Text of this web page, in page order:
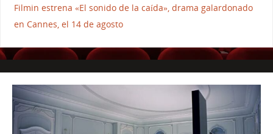
Filmin estrena «El sonido de la caída», drama galardonado
en Cannes, el 14 de agosto